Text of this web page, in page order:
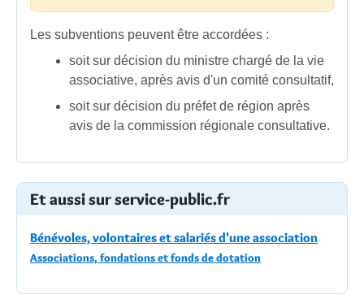
Les subventions peuvent être accordées :
soit sur décision du ministre chargé de la vie
associative, après avis d'un comité consultatif,
soit sur décision du préfet de région après
avis de la commission régionale consultative.
Et aussi sur service-public.fr
Bénévoles, volontaires et salariés d'une association
Associations, fondations et fonds de dotation